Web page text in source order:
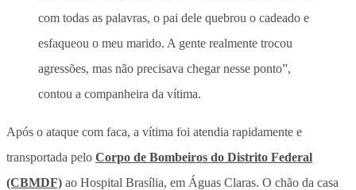
com todas as palavras, o pai dele quebrou o cadeado e
esfaqueou o meu marido. A gente realmente trocou
agressões, mas não precisava chegar nesse ponto”,
contou a companheira da vítima.
Após o ataque com faca, a vítima foi atendia rapidamente e
transportada pelo Corpo de Bombeiros do Distrito Federal
(CBMDF) ao Hospital Brasília, em Águas Claras. O chão da casa